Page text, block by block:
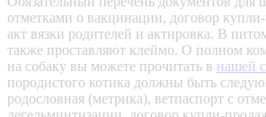
отметками о вакцинации, договор
акт вязки родителей и актировка. В
также проставляют клеймо. О полном
на собаку вы можете прочитать в нашей
породистого котика должны быть
родословная (метрика), ветпаспорт с